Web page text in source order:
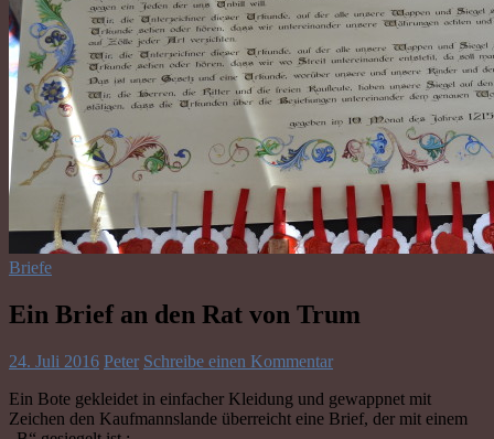
Briefe
Ein Brief an den Rat von Trum
24. Juli 2016 Peter Schreibe einen Kommentar
Ein Bote gekleidet in einfacher Kleidung und gewappnet mit
Zeichen den Kaufmannslande überreicht eine Brief, der mit einem